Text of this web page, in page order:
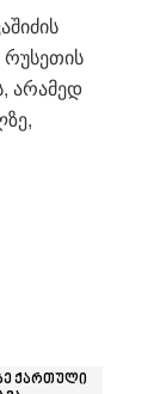
არამედ
ქართული